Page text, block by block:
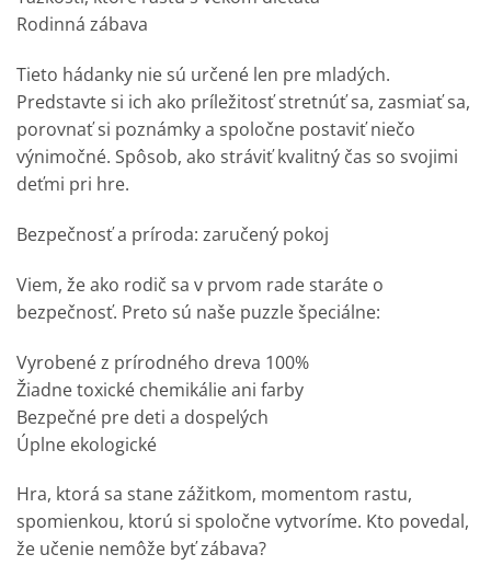
Rodinná zábava
Tieto hádanky nie sú určené len pre mladých.
Predstavte si ich ako príležitosť stretnúť sa, zasmiať sa,
porovnať si poznámky a spoločne postaviť niečo
výnimočné. Spôsob, ako stráviť kvalitný čas so svojimi
deťmi pri hre.
Bezpečnosť a príroda: zaručený pokoj
Viem, že ako rodič sa v prvom rade staráte o
bezpečnosť. Preto sú naše puzzle špeciálne:
Vyrobené z prírodného dreva 100%
Žiadne toxické chemikálie ani farby
Bezpečné pre deti a dospelých
Úplne ekologické
Hra, ktorá sa stane zážitkom, momentom rastu,
spomienkou, ktorú si spoločne vytvoríme. Kto povedal,
že učenie nemôže byť zábava?